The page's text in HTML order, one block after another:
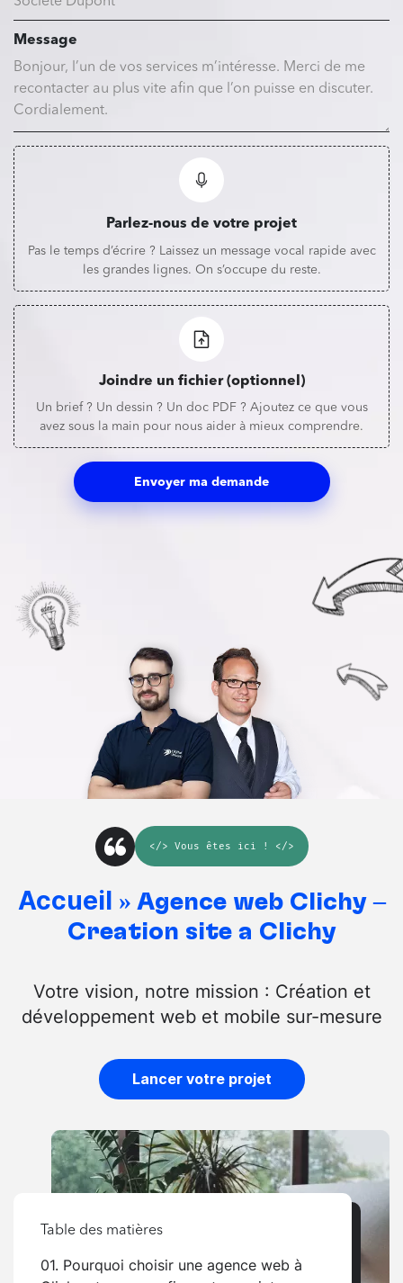
Message
Parlez-nous de votre projet
Pas le temps d’écrire ? Laissez un message vocal rapide avec
les grandes lignes. On s’occupe du reste.
Joindre un fichier (optionnel)
Un brief ? Un dessin ? Un doc PDF ? Ajoutez ce que vous
avez sous la main pour nous aider à mieux comprendre.
Envoyer ma demande
</> Vous êtes ici ! </>
Accueil » Agence web Clichy –
Création site à Clichy
Votre vision, notre mission : Création et
développement web et mobile sur-mesure
Lancer votre projet
Table des matières
01. Pourquoi choisir une agence web à